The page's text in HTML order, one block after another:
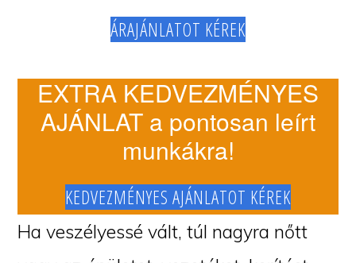
ÁRAJÁNLATOT KÉREK
EXTRA KEDVEZMÉNYES
AJÁNLAT a pontosan leírt
munkákra!
KEDVEZMÉNYES AJÁNLATOT KÉREK
Ha veszélyessé vált, túl nagyra nőtt